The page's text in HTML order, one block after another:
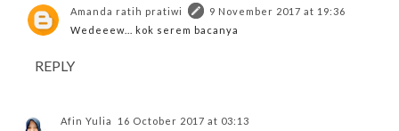
Amanda ratih pratiwi
9 November 2017 at 19:36
Wedeeew... kok serem bacanya
REPLY
Afin Yulia
16 October 2017 at 03:13